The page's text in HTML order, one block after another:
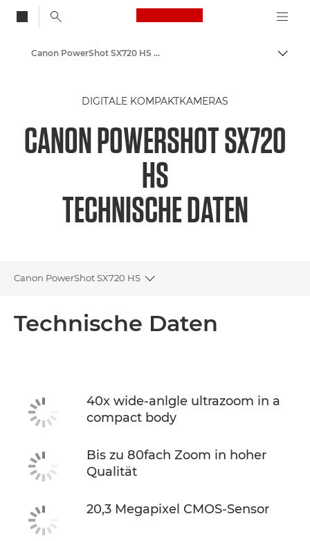
Canon Logo, back
Auf
Canon PowerShot SX720 HS – Canon Europe
DIGITALE KOMPAKTKAMERAS
CANON POWERSHOT SX720
HS
TECHNISCHE DATEN
Canon PowerShot SX720 HS
Toggle breadcrumbs
Technische Daten
40x wide-anlgle ultrazoom in a
compact body
Bis zu 80fach Zoom in hoher
Qualität
20,3 Megapixel CMOS-Sensor